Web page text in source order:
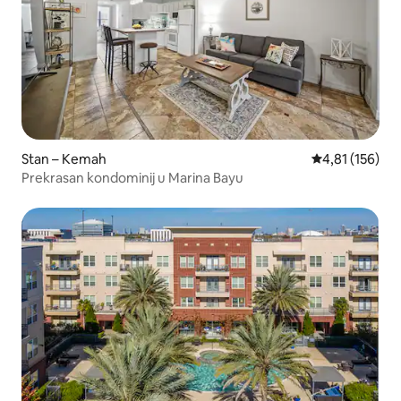
Stan – Kemah Prosječna
4,81 (156)
Prekrasan kondominij u Marina Bayu